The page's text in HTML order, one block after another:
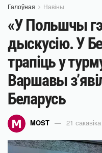
Галоўная Навіны
«У Польшчы
дыскусію. У
трапіць у
Варшавы
Беларусь
MOST 21